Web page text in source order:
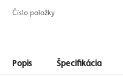
Číslo položky
Popis Špecifikácia